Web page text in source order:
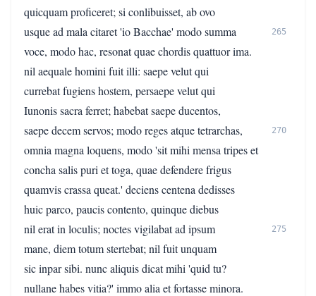
quicquam proficeret; si conlibuisset, ab ovo
usque ad mala citaret 'io Bacchae' modo summa
265
voce, modo hac, resonat quae chordis quattuor ima.
nil aequale homini fuit illi: saepe velut qui
currebat fugiens hostem, persaepe velut qui
Iunonis sacra ferret; habebat saepe ducentos,
saepe decem servos; modo reges atque tetrarchas,
270
omnia magna loquens, modo 'sit mihi mensa tripes et
concha salis puri et toga, quae defendere frigus
quamvis crassa queat.' deciens centena dedisses
huic parco, paucis contento, quinque diebus
nil erat in loculis; noctes vigilabat ad ipsum
275
mane, diem totum stertebat; nil fuit unquam
sic inpar sibi. nunc aliquis dicat mihi 'quid tu?
nullane habes vitia?' immo alia et fortasse minora.